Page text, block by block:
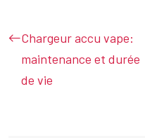
Chargeur accu vape:
maintenance et durée
de vie